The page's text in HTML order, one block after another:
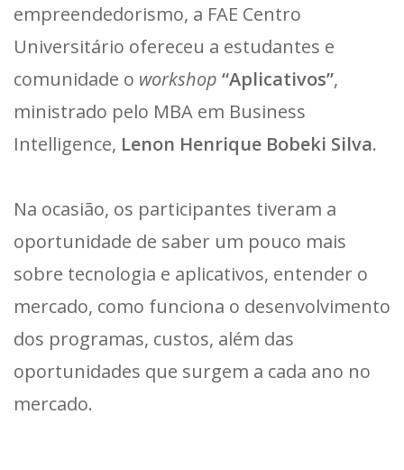
empreendedorismo, a FAE Centro
Universitário ofereceu a estudantes e
comunidade o workshop “Aplicativos”,
ministrado pelo MBA em Business
Intelligence, Lenon Henrique Bobeki Silva.
Na ocasião, os participantes tiveram a
oportunidade de saber um pouco mais
sobre tecnologia e aplicativos, entender o
mercado, como funciona o desenvolvimento
dos programas, custos, além das
oportunidades que surgem a cada ano no
mercado.